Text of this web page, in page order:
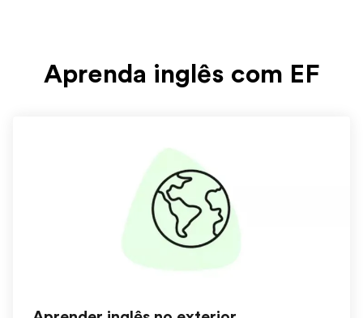
Aprenda inglês com EF